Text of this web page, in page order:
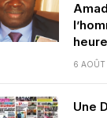
6
Une